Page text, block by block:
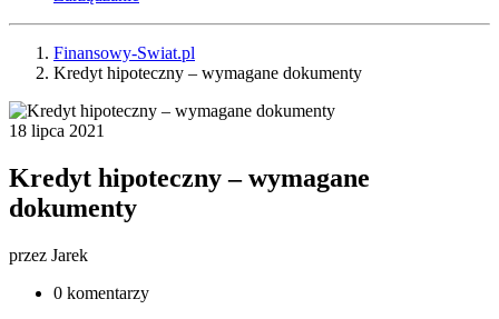
Finansowy-Swiat.pl
Kredyt hipoteczny – wymagane dokumenty
18 lipca 2021
Kredyt hipoteczny – wymagane
dokumenty
przez Jarek
0 komentarzy